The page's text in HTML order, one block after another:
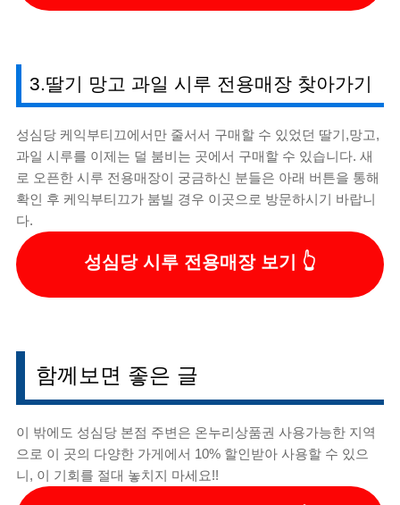
3.딸기 망고 과일 시루 전용매장 찾아가기
성심당 케익부티끄에서만 줄서서 구매할 수 있었던 딸기,망고,
과일 시루를 이제는 덜 붐비는 곳에서 구매할 수 있습니다. 새
로 오픈한 시루 전용매장이 궁금하신 분들은 아래 버튼을 통해
확인 후 케익부티끄가 붐빌 경우 이곳으로 방문하시기 바랍니
다.
성심당 시루 전용매장 보기
함께보면 좋은 글
이 밖에도 성심당 본점 주변은 온누리상품권 사용가능한 지역
으로 이 곳의 다양한 가게에서 10% 할인받아 사용할 수 있으
니, 이 기회를 절대 놓치지 마세요!!